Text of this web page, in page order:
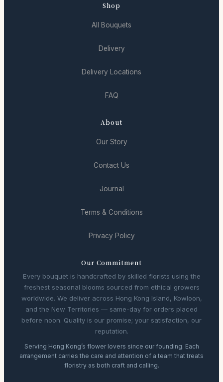
Shop
All Bouquets
Delivery
Delivery Locations
FAQ
About
Our Story
Contact Us
Journal
Terms & Conditions
Privacy Policy
Our Commitment
Every bouquet is handcrafted by skilled florists using the
freshest seasonal blooms sourced from ethical growers
worldwide. We deliver across Hong Kong Island, Kowloon,
and the New Territories — same-day for orders placed
before noon. Quality is our promise; your satisfaction, our
reputation.
Serving Hong Kong’s flower lovers since our founding. Each
arrangement carries the care and attention of a team that treats
floristry as both craft and calling.